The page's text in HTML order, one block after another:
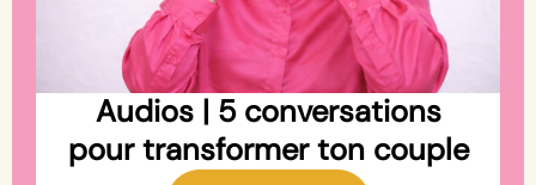
Audios | 5 conversations
pour transformer ton couple